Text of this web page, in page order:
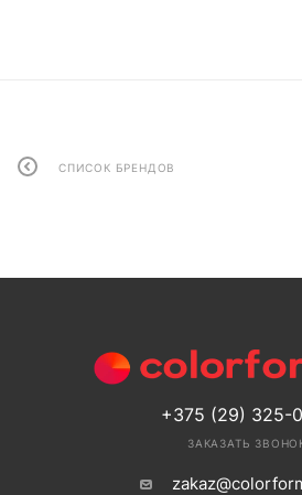
СПИСОК БРЕНДОВ
+375 (29) 325-
ЗАКАЗАТЬ